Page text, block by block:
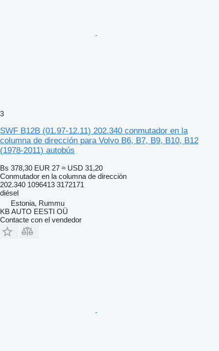
3
SWF B12B (01.97-12.11) 202.340 conmutador en la
columna de dirección para Volvo B6, B7, B9, B10, B12
(1978-2011) autobús
Bs 378,30 EUR 27 ≈ USD 31,20
Conmutador en la columna de dirección
202.340 1096413 3172171
diésel
Estonia, Rummu
KB AUTO EESTI OÜ
Contacte con el vendedor